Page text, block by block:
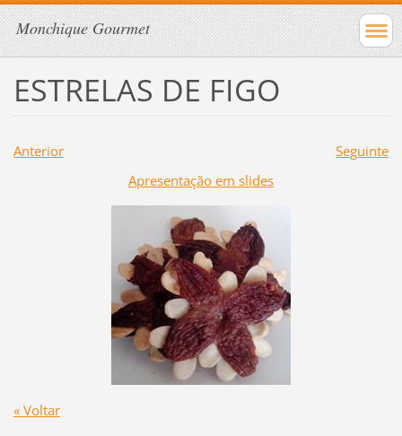
Monchique Gourmet
ESTRELAS DE FIGO
Anterior
Seguinte
Apresentação em slides
« Voltar